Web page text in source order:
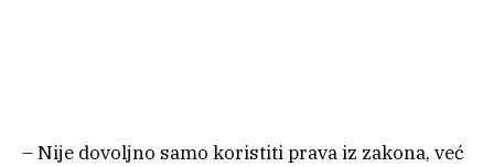
– Nije dovoljno samo koristiti prava iz zakona, već